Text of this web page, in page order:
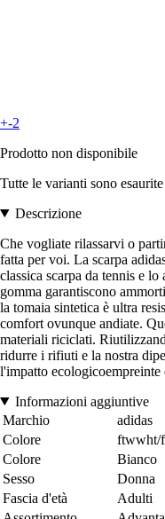
+-2
Prodotto non disponibile
Tutte le varianti sono esaurite
Descrizione
Che vogliate rilassarvi o
fatta per voi. La scarpa
classica scarpa da tennis e
gomma garantiscono
la tomaia sintetica è ultra
comfort ovunque andiate.
materiali riciclati.
ridurre i rifiuti e la nostra
l'impatto
Informazioni aggiuntive
Marchio
adidas
Colore
ftwwht/
Colore
Bianco
Sesso
Donna
Fascia d'età
Adulti